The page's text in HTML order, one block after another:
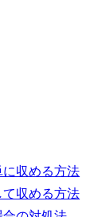
収める方法
収める方法